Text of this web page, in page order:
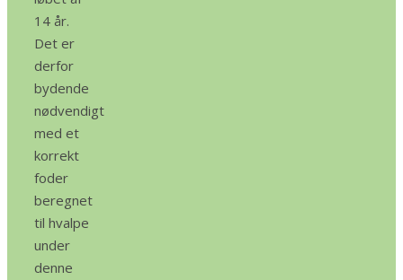
14 år.
Det er
derfor
bydende
nødvendigt
med et
korrekt
foder
beregnet
til hvalpe
under
denne